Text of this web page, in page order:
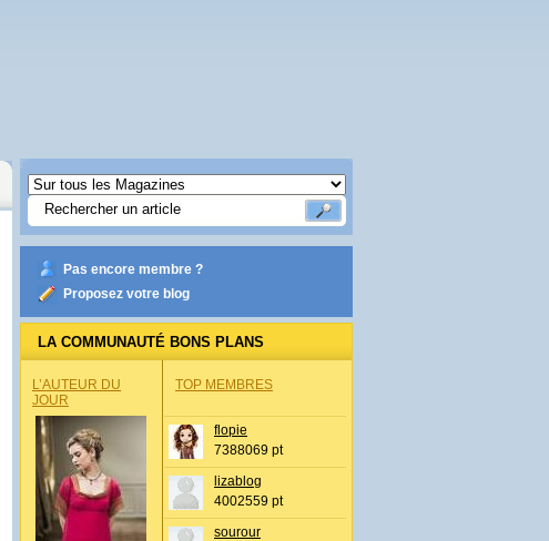
Pas encore membre ?
Proposez votre blog
LA COMMUNAUTÉ BONS PLANS
L’AUTEUR DU
JOUR
TOP MEMBRES
flopie
7388069 pt
lizablog
4002559 pt
sourour